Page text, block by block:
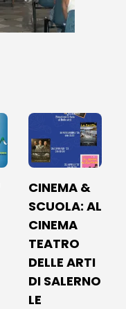
CINEMA &
SCUOLA: AL
CINEMA
TEATRO
DELLE ARTI
DI SALERNO
LE